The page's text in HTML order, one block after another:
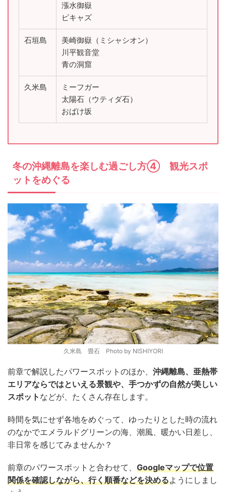
漲水御嶽
ピキャズ
石垣島
美崎御嶽（ミシャシオン）
川平観音堂
青の洞窟
久米島
ミーフガー
太陽石（ウティダ石）
おばけ坂
冬の沖縄離島を楽しむ過ごし方④ 観光スポ
ットをめぐる
久米島 畳石 Photo by NISHIYORI
前章で解説したパワースポットのほか、 沖縄離島、亜熱帯
エリアならではといえる景観や、手つかずの自然が美しい
スポット などが、たくさん存在します。
時間を気にせず各地をめぐって、ゆったりとした時の流れ
のなかでエメラルドグリーンの海、潮風、暖かい日差し、
非日常を感じてみませんか？
前章のパワースポットと合わせて、 Googleマップで位置
関係を確認しながら、行く順番などを決めるようにしまし